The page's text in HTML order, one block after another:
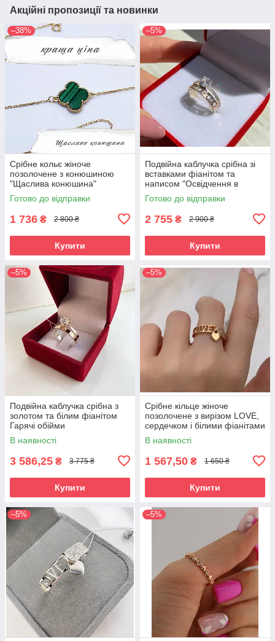
Акційні пропозиції та новинки
–38%
Срібне кольє жіноче
позолочене з конюшиною
"Щаслива конюшина"
Ланцюжок з кулоном зі срібла
Готово до відправки
1 736 ₴ 2 800 ₴
Купити
–5%
Подвійна каблучка срібна зі
вставками фіанітом та
написом "Освідчення в
коханні" Перстень з фіанітом
Готово до відправки
2 755 ₴ 2 900 ₴
Купити
–5%
Подвійна каблучка срібна з
золотом та білим фіанітом
Гарячі обійми
В наявності
3 586,25 ₴ 3 775 ₴
Купити
–5%
Срібне кільце жіноче
позолочене з вирізом LOVE,
сердечком і білими фіанітами
/ Модна каблучка срібло 925
проби
В наявності
1 567,50 ₴ 1 650 ₴
Купити
–5% –5%